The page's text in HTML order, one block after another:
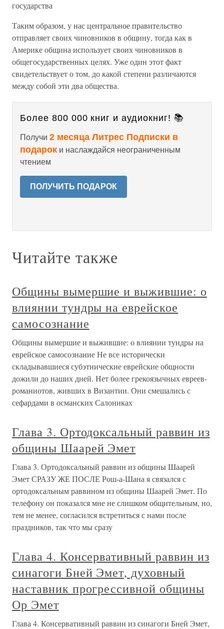
государства
Таким образом, у нас центральное правительство
отправляет своих чиновников в общину, тогда как в
Америке община использует своих чиновников в
общегосударственных целях. Уже один этот факт
свидетельствует о том, до какой степени различаются
между собой эти два общества.
Более 800 000 книг и аудиокниг! 📚
Получи 2 месяца Литрес Подписки в
подарок и наслаждайся неограниченным
чтением
ПОЛУЧИТЬ ПОДАРОК
Читайте также
Общины вымершие и выжившие: о
влиянии тундры на еврейское
самосознание
Общины вымершие и выжившие: о влиянии тундры на
еврейское самосознание Не все исторически
складывавшиеся субэтнические еврейские общности
дожили до наших дней. Нет более грекоязычных евреев-
романиотов, живших в Византии. Они смешались с
сефардами в османских Салониках
Глава 3. Ортодоксальный раввин из
общины Шаарей Эмет
Глава 3. Ортодоксальный раввин из общины Шаарей
Эмет СРАЗУ ЖЕ ПОСЛЕ Рош-а-Шана я связался с
ортодоксальным раввином из общины Шаарей Эмет. По
телефону он показался мне не слишком общительным, но,
тем не менее, согласился встретиться с нами после
праздников, так что мы сразу
Глава 4. Консервативный раввин из
синагоги Бней Эмет, духовный
наставник прогрессивной общины
Ор Эмет
Глава 4. Консервативный раввин из синагоги Бней Эмет,